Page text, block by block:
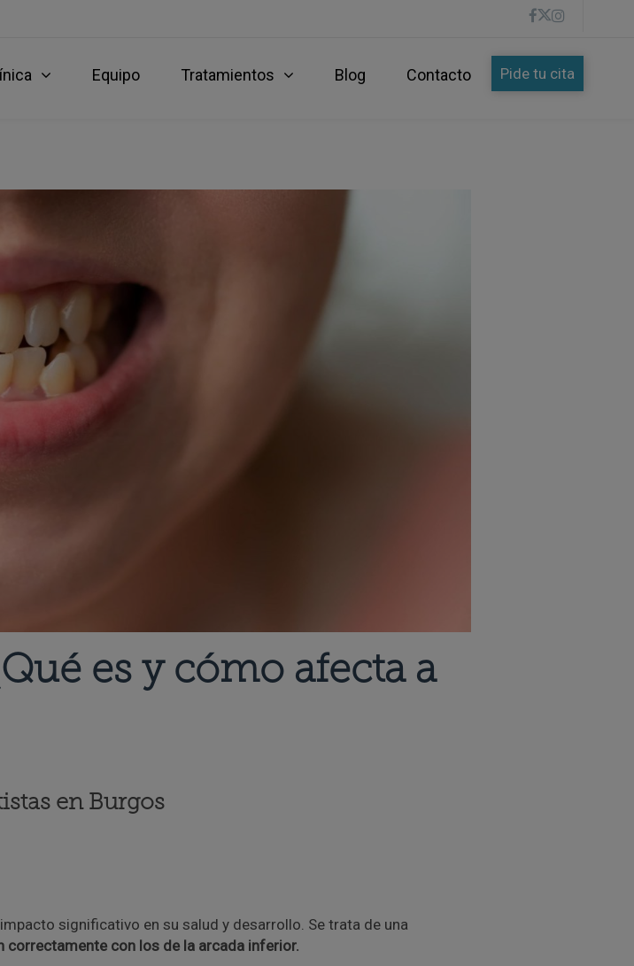
Equipo Tratamientos Blog Contacto Pide tu cita
es y cómo afecta a
en Burgos
significativo en su salud y desarrollo. Se trata de una
correctamente con los de la arcada inferior.